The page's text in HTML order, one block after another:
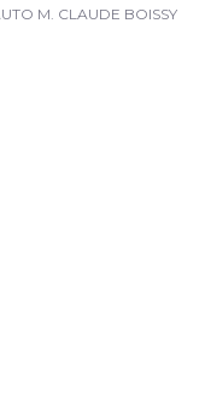
M. CLAUDE BOISSY